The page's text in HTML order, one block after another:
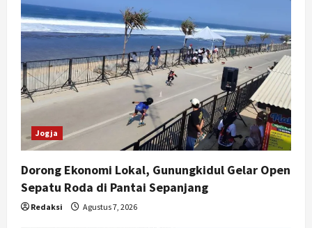
Jogja
Dorong Ekonomi Lokal, Gunungkidul Gelar Open
Sepatu Roda di Pantai Sepanjang
Redaksi Agustus 7, 2026